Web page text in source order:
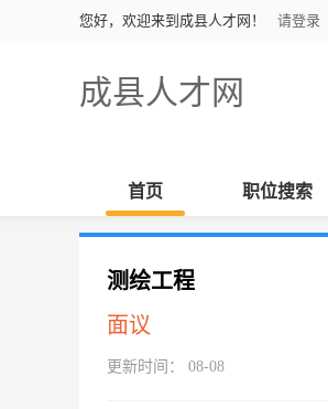
您好，欢迎来到成县人才网！ 请登录
成县人才网
首页 职位搜索
测绘工程
面议
更新时间： 08-08